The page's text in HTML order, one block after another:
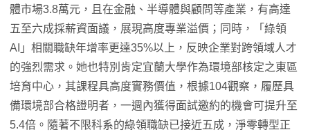
體市場3.8萬元，且在金融、半導體與顧問等產業，有高達
五至六成採薪資面議，展現高度專業溢價；同時，「綠領
AI」相關職缺年增率更達35%以上，反映企業對跨領域人才
的強烈需求。她也特別肯定宜蘭大學作為環境部核定之東區
培育中心，其課程具高度實務價值，根據104觀察，履歷具
備環境部合格證明者，一週內獲得面試邀約的機會可提升至
5.4倍。隨著不限科系的綠領職缺已接近五成，淨零轉型正